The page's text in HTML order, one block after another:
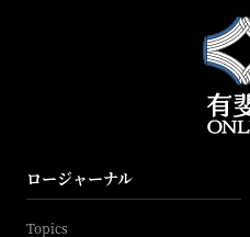
ロージャーナル
Topics